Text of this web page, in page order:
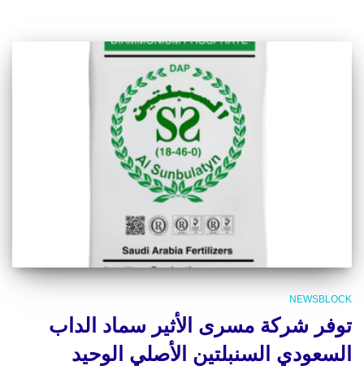
NEWSBLOCK
توفر شركة مسرى الأثير سماد الداب
السعودي السنبلتين الأصلي الوحيد